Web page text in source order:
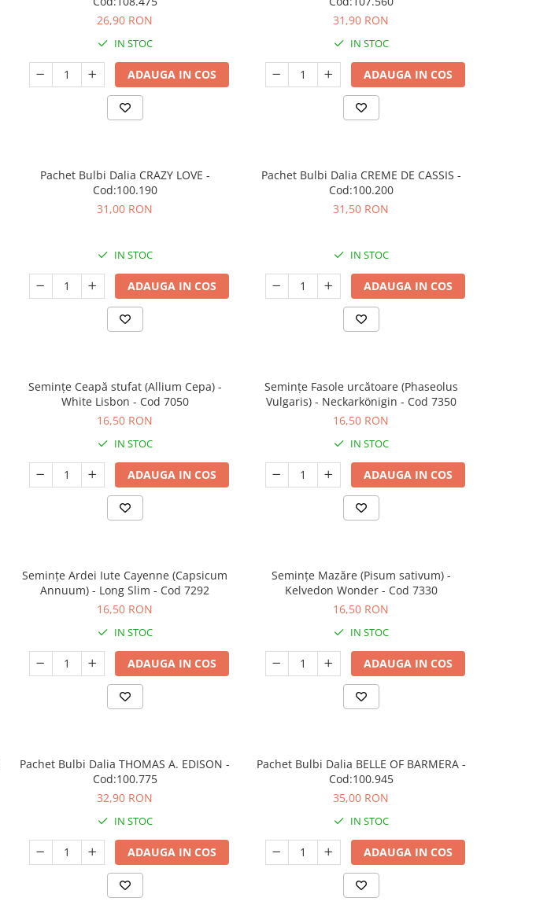
26,90 RON
IN STOC
ADAUGA IN COS
31,90 RON
IN STOC
ADAUGA IN COS
Pachet Bulbi Dalia CRAZY LOVE -
Cod:100.190
31,00 RON
IN STOC
ADAUGA IN COS
Pachet Bulbi Dalia CREME DE CASSIS -
Cod:100.200
31,50 RON
IN STOC
ADAUGA IN COS
Semințe Ceapă stufat (Allium Cepa) -
White Lisbon - Cod 7050
16,50 RON
IN STOC
ADAUGA IN COS
Semințe Fasole urcătoare (Phaseolus
Vulgaris) - Neckarkönigin - Cod 7350
16,50 RON
IN STOC
ADAUGA IN COS
Semințe Ardei Iute Cayenne (Capsicum
Annuum) - Long Slim - Cod 7292
16,50 RON
IN STOC
ADAUGA IN COS
Semințe Mazăre (Pisum sativum) -
Kelvedon Wonder - Cod 7330
16,50 RON
IN STOC
ADAUGA IN COS
Pachet Bulbi Dalia THOMAS A. EDISON -
Cod:100.775
32,90 RON
IN STOC
ADAUGA IN COS
Pachet Bulbi Dalia BELLE OF BARMERA -
Cod:100.945
35,00 RON
IN STOC
ADAUGA IN COS